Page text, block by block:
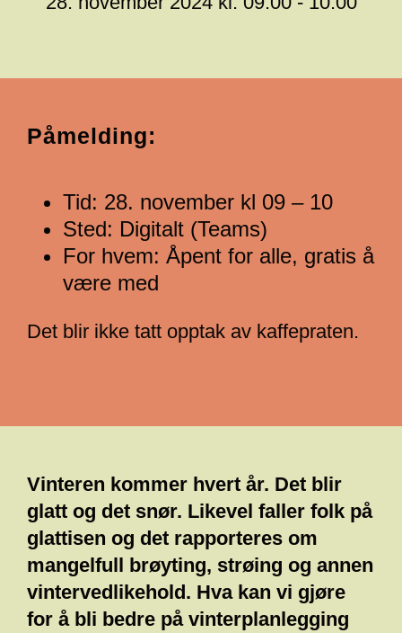
Påmelding:
Tid: 28. november kl 09 – 10
Sted: Digitalt (Teams)
For hvem: Åpent for alle, gratis å
være med
Det blir ikke tatt opptak av kaffepraten.
Vinteren kommer hvert år. Det blir
glatt og det snør. Likevel faller folk på
glattisen og det rapporteres om
mangelfull brøyting, strøing og annen
vintervedlikehold. Hva kan vi gjøre
for å bli bedre på vinterplanlegging